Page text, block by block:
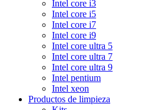
Intel core i3
Intel core i5
Intel core i7
Intel core i9
Intel core ultra 5
Intel core ultra 7
Intel core ultra 9
Intel pentium
Intel xeon
Productos de limpieza